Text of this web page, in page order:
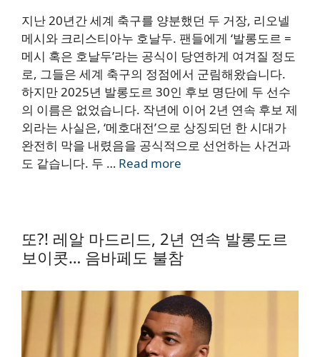
지난 20년간 세계 축구를 양분했던 두 거장, 리오넬
메시와 크리스티아누 호날두. 팬들에게 ‘발롱도르 =
메시 혹은 호날두’라는 공식이 당연하게 여겨질 정도
로, 그들은 세계 축구의 정점에서 군림해왔습니다.
하지만 2025년 발롱도르 30인 후보 명단에 두 선수
의 이름은 없었습니다. 작년에 이어 2년 연속 후보 제
외라는 사실은, ‘메호대전’으로 상징되던 한 시대가
완전히 막을 내렸음을 공식적으로 선언하는 사건과
도 같습니다. 두 … Read more
또?! 레알 마드리드, 2년 연속 발롱도르
보이콧… 음바페도 불참